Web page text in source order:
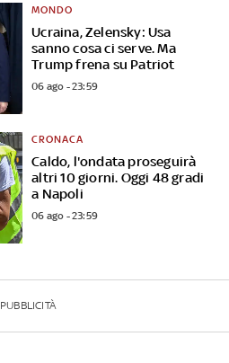
Ucraina, Zelensky: Usa
sanno cosa ci serve. Ma
Trump frena su Patriot
MONDO
06 ago - 23:59
Caldo, l'ondata proseguirà
altri 10 giorni. Oggi 48 gradi
a Napoli
CRONACA
06 ago - 23:59
PUBBLICITÀ